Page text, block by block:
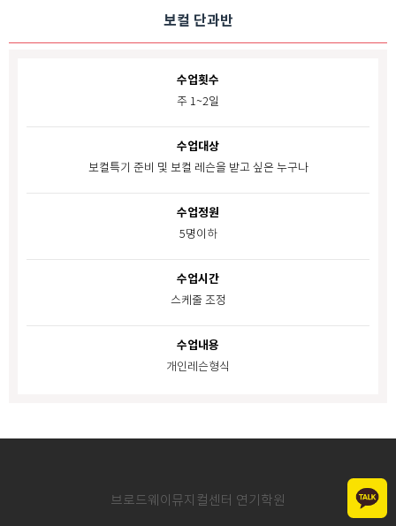
보컬 단과반
수업횟수
주 1~2일
수업대상
보컬특기 준비 및 보컬 레슨을 받고 싶은 누구나
수업정원
5명이하
수업시간
스케줄 조정
수업내용
개인레슨형식
브로드웨이뮤지컬센터 연기학원